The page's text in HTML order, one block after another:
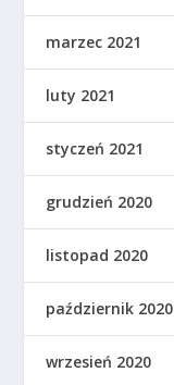
marzec 2021
luty 2021
styczeń 2021
grudzień 2020
listopad 2020
październik 2020
wrzesień 2020